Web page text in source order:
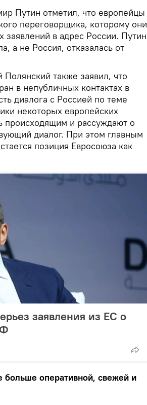
Путин отметил, что европейцы
переговорщика, которому они
заявлений в адрес России. Путин
а не Россия, отказалась от
также заявил, что
в непубличных контактах в
диалога с Россией по теме
некоторых европейских
происходящим и рассуждают о
диалог. При этом главным
позиция Евросоюза как
заявления из ЕС о
больше оперативной, свежей и